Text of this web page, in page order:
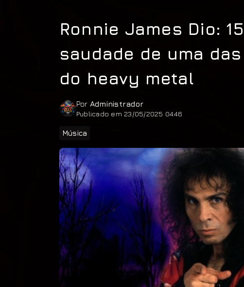
Ronnie James Dio:
saudade de uma
do heavy metal
Por Administrador
Publicado em 23/05/2025 04:46
Música